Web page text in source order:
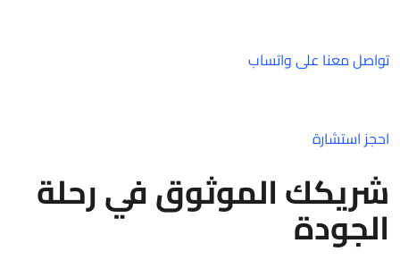
تواصل معنا على واتساب
احجز استشارة
شريكك الموثوق في رحلة
الجودة